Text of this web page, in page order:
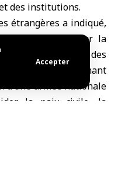
Accepter
des institutions.
étrangères a indiqué,
page officielle sur la
est entre les mains des
leur pays, affirmant
d’une armée nationale
la paix civile, la